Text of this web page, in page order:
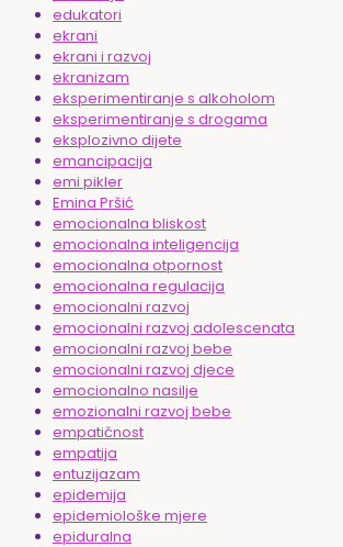
edukatori
ekrani
ekrani i razvoj
ekranizam
eksperimentiranje s alkoholom
eksperimentiranje s drogama
eksplozivno dijete
emancipacija
emi pikler
Emina Pršić
emocionalna bliskost
emocionalna inteligencija
emocionalna otpornost
emocionalna regulacija
emocionalni razvoj
emocionalni razvoj adolescenata
emocionalni razvoj bebe
emocionalni razvoj djece
emocionalno nasilje
emozionalni razvoj bebe
empatičnost
empatija
entuzijazam
epidemija
epidemiološke mjere
epiduralna